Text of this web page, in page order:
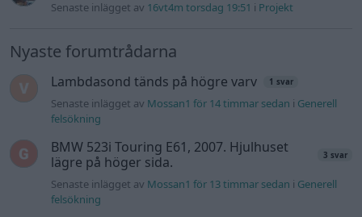
Senaste inlägget av 16vt4m torsdag 19:51 i Projekt
Nyaste forumtrådarna
Lambdasond tänds på högre varv 1 svar
Senaste inlägget av Mossan1 för 14 timmar sedan i Generell
felsökning
BMW 523i Touring E61, 2007. Hjulhuset
lägre på höger sida.
3 svar
Senaste inlägget av Mossan1 för 13 timmar sedan i Generell
felsökning